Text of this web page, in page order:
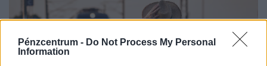
Pénzcentrum - Do Not Process My Personal
Information